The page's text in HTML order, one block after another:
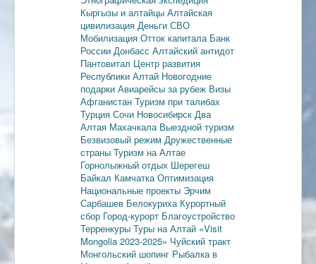
Кыргызы и алтайцы Алтайская
цивилизация Деньги СВО
Мобилизация Отток капитала Банк
России Донбасс Алтайский антидот
Пантовитал Центр развития
Республики Алтай Новогодние
подарки Авиарейсы за рубеж Визы
Афганистан Туризм при талибах
Турция Сочи Новосибирск Два
Алтая Махачкала Выездной туризм
Безвизовый режим Дружественные
страны Туризм на Алтае
Горнолыжный отдых Шерегеш
Байкал Камчатка Оптимизация
Национальные проекты Эрчим
Сарбашев Белокуриха Курортный
сбор Город-курорт Благоустройство
Терренкуры Туры на Алтай «Visit
Mongolia 2023-2025» Чуйский тракт
Монгольский шопинг Рыбалка в